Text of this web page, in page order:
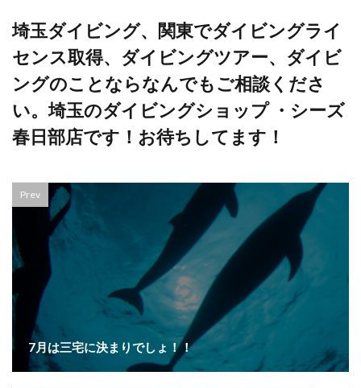
埼玉ダイビング、関東でダイビングライ
センス取得、ダイビングツアー、ダイビ
ングのことならなんでもご相談くださ
い。埼玉のダイビングショップ ・シーズ
春日部店です！お待ちしてます！
Prev
7月は三宅に決まりでしょ！！